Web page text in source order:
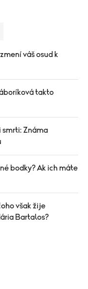
váš osud k
takto
smrti: Známa
bodky? Ak ich máte
však žije
Bartalos?